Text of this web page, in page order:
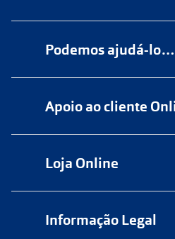
Podemos ajudá-lo…
Apoio ao cliente
Loja Online
Informação Legal